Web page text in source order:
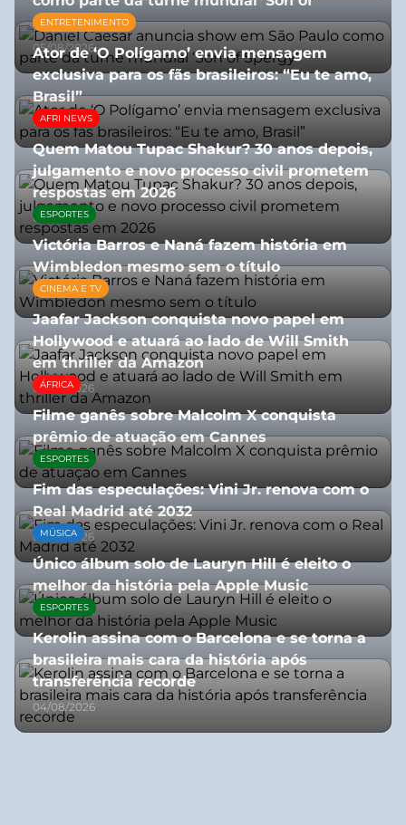
Spergy’
05/08/2026
ENTRETENIMENTO
Ator de ‘O Polígamo’ envia mensagem
exclusiva para os fãs brasileiros: “Eu te amo,
Brasil”
13/07/2026
AFRI NEWS
Quem Matou Tupac Shakur? 30 anos depois,
julgamento e novo processo civil prometem
respostas em 2026
05/08/2026
ESPORTES
Victória Barros e Naná fazem história em
Wimbledon mesmo sem o título
13/07/2026
CINEMA E TV
Jaafar Jackson conquista novo papel em
Hollywood e atuará ao lado de Will Smith
em thriller da Amazon
06/08/2026
ÁFRICA
Filme ganês sobre Malcolm X conquista
prêmio de atuação em Cannes
13/07/2026
ESPORTES
Fim das especulações: Vini Jr. renova com o
Real Madrid até 2032
06/08/2026
MÚSICA
Único álbum solo de Lauryn Hill é eleito o
melhor da história pela Apple Music
06/08/2026
ESPORTES
Kerolin assina com o Barcelona e se torna a
brasileira mais cara da história após
transferência recorde
04/08/2026